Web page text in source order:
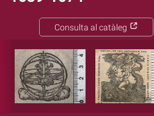
Consulta al catàleg